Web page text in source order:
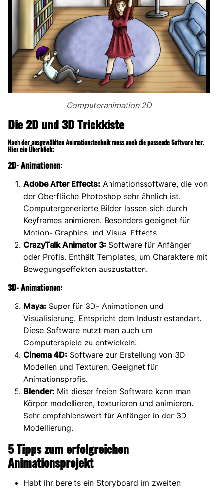
Computeranimation 2D
Die 2D und 3D Trickkiste
Nach der ausgewählten Animationstechnik muss auch die passende Software her.
Hier ein Überblick:
2D- Animationen:
Adobe After Effects: Animationssoftware, die von
der Oberfläche Photoshop sehr ähnlich ist.
Computergenerierte Bilder lassen sich durch
Keyframes animieren. Besonders geeignet für
Motion- Graphics und Visual Effects.
CrazyTalk Animator 3: Software für Anfänger
oder Profis. Enthält Templates, um Charaktere mit
Bewegungseffekten auszustatten.
3D- Animationen:
Maya: Super für 3D- Animationen und
Visualisierung. Entspricht dem Industriestandart.
Diese Software nutzt man auch um
Computerspiele zu entwickeln.
Cinema 4D: Software zur Erstellung von 3D
Modellen und Texturen. Geeignet für
Animationsprofis.
Blender: Mit dieser freien Software kann man
Körper modellieren, texturieren und animieren.
Sehr empfehlenswert für Anfänger in der 3D
Modellierung.
5 Tipps zum erfolgreichen
Animationsprojekt
Habt ihr bereits ein Storyboard im zweiten